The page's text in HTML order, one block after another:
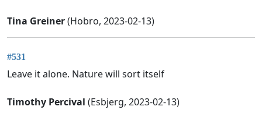
Tina Greiner(Hobro, 2023-02-13)
#531
Leave it alone. Nature will sort itself
Timothy Percival (Esbjerg, 2023-02-13)